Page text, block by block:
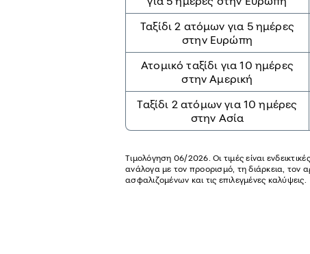
Ταξίδι 2 ατόμων για 5 ημέρες
στην Ευρώπη
Ατομικό ταξίδι για 10 ημέρες
στην Αμερική
Ταξίδι 2 ατόμων για 10 ημέρες
στην Ασία
Τιμολόγηση 06/2026. Οι τιμές είναι
ανάλογα με τον προορισμό, τη διάρκεια, τον
ασφαλιζομένων και τις επιλεγμένες καλύψεις.